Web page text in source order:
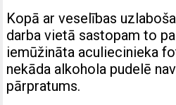
Kopā ar veselības
darba vietā sastopam to
iemūžināta aculiecinieka
nekāda alkohola pudelē
pārpratums.